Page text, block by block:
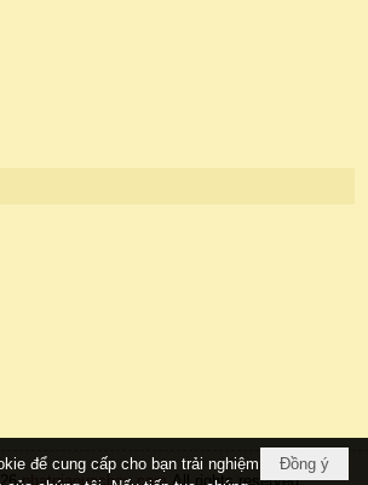
phatgiaoucchau.comAll rights reserved
Đồng ý
để cung cấp cho bạn trải nghiệm